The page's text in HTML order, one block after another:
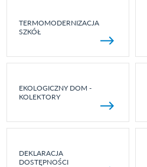
TERMOMODERNIZACJA
SZKÓŁ
EKOLOGICZNY DOM -
KOLEKTORY
DEKLARACJA
DOSTĘPNOŚCI